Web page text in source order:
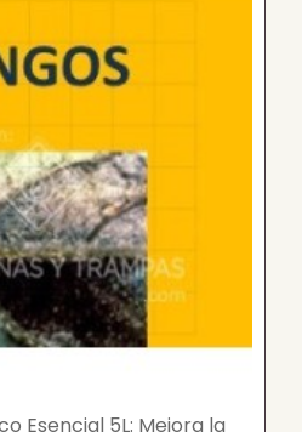
Esencial 5L: Mejora la